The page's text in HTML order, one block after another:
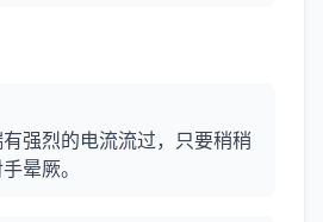
强烈的电流流过，只要稍稍
晕厥。